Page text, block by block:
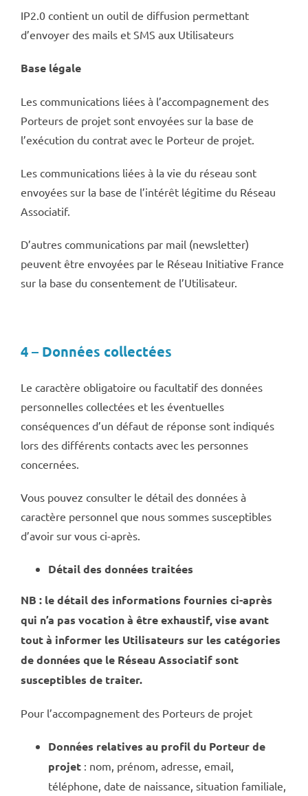
IP2.0 contient un outil de diffusion permettant
d’envoyer des mails et SMS aux Utilisateurs
Base légale
Les communications liées à l’accompagnement des
Porteurs de projet sont envoyées sur la base de
l’exécution du contrat avec le Porteur de projet.
Les communications liées à la vie du réseau sont
envoyées sur la base de l’intérêt légitime du Réseau
Associatif.
D’autres communications par mail (newsletter)
peuvent être envoyées par le Réseau Initiative France
sur la base du consentement de l’Utilisateur.
4 – Données collectées
Le caractère obligatoire ou facultatif des données
personnelles collectées et les éventuelles
conséquences d’un défaut de réponse sont indiqués
lors des différents contacts avec les personnes
concernées.
Vous pouvez consulter le détail des données à
caractère personnel que nous sommes susceptibles
d’avoir sur vous ci-après.
Détail des données traitées
NB : le détail des informations fournies ci-après
qui n’a pas vocation à être exhaustif, vise avant
tout à informer les Utilisateurs sur les catégories
de données que le Réseau Associatif sont
susceptibles de traiter.
Pour l’accompagnement des Porteurs de projet
Données relatives au profil du Porteur de
projet: nom, prénom, adresse, email,
téléphone, date de naissance, situation familiale,